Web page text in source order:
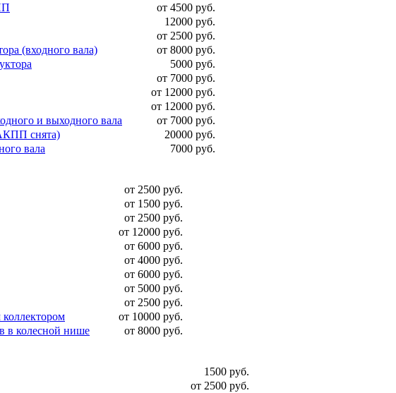
от 4500 руб.
12000 руб.
от 2500 руб.
(входного вала)
от 8000 руб.
5000 руб.
от 7000 руб.
от 12000 руб.
от 12000 руб.
и выходного вала
от 7000 руб.
снята)
20000 руб.
вала
7000 руб.
от 2500 руб.
от 1500 руб.
от 2500 руб.
от 12000 руб.
от 6000 руб.
от 4000 руб.
от 6000 руб.
от 5000 руб.
от 2500 руб.
от 10000 руб.
в колесной нише
от 8000 руб.
1500 руб.
от 2500 руб.